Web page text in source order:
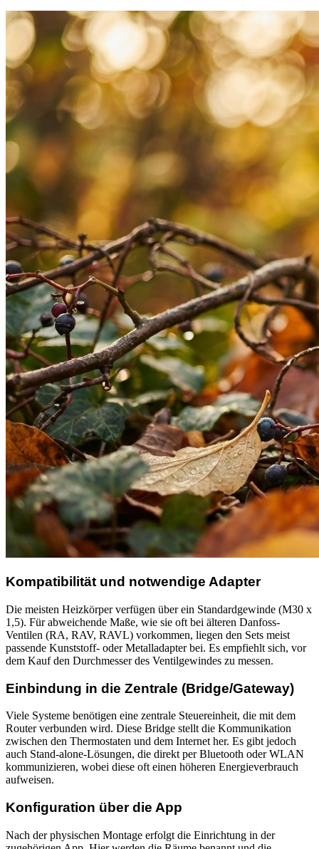
Kompatibilität und notwendige Adapter
Die meisten Heizkörper verfügen über ein Standardgewinde (M30 x
1,5). Für abweichende Maße, wie sie oft bei älteren Danfoss-
Ventilen (RA, RAV, RAVL) vorkommen, liegen den Sets meist
passende Kunststoff- oder Metalladapter bei. Es empfiehlt sich, vor
dem Kauf den Durchmesser des Ventilgewindes zu messen.
Einbindung in die Zentrale (Bridge/Gateway)
Viele Systeme benötigen eine zentrale Steuereinheit, die mit dem
Router verbunden wird. Diese Bridge stellt die Kommunikation
zwischen den Thermostaten und dem Internet her. Es gibt jedoch
auch Stand-alone-Lösungen, die direkt per Bluetooth oder WLAN
kommunizieren, wobei diese oft einen höheren Energieverbrauch
aufweisen.
Konfiguration über die App
Nach der physischen Montage erfolgt die Einrichtung in der